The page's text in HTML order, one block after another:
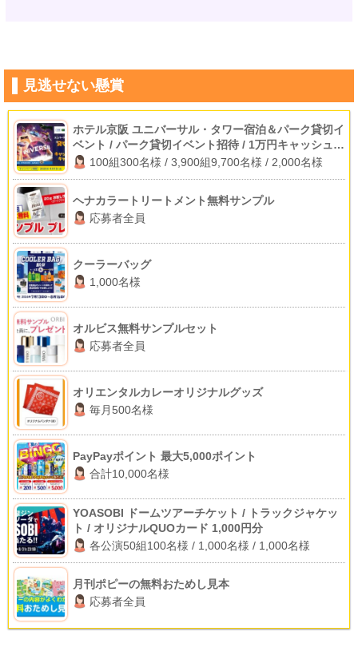
見逃せない懸賞
ホテル京阪 ユニバーサル・タワー宿泊＆パーク貸切イ
ベント / パーク貸切イベント招待 / 1万円キャッシュバ
ック100組300名様 / 3,900組9,700名様 / 2,000名様
ヘナカラートリートメント無料サンプル
応募者全員
クーラーバッグ
1,000名様
オルビス無料サンプルセット
応募者全員
オリエンタルカレーオリジナルグッズ
毎月500名様
PayPayポイント 最大5,000ポイント
合計10,000名様
YOASOBI ドームツアーチケット / トラックジャケッ
ト / オリジナルQUOカード 1,000円分
各公演50組100名様 / 1,000名様 / 1,000名様
月刊ポピーの無料おためし見本
応募者全員